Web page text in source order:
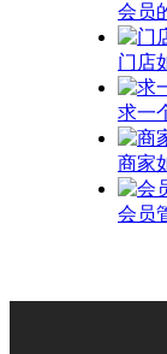
会员
门店
求一
商家
会员